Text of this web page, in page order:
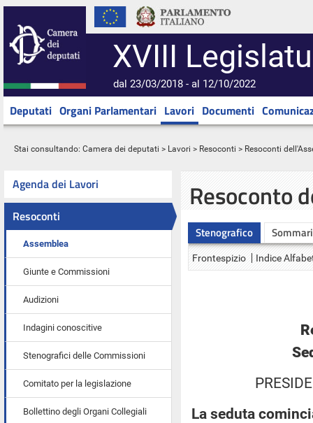
XVIII
dal 23/03/2018 - al 12/10/2022
Deputati Organi Parlamentari Lavori Documenti
Stai consultando: Camera dei deputati > Lavori > Resoconti > Resoconti
Agenda dei Lavori
Resoconti
Assemblea
Giunte e Commissioni
Audizioni
Indagini conoscitive
Stenografici delle Commissioni
Comitato per la legislazione
Bollettino degli Organi Collegiali
Resoconto
Stenografico
Frontespizio Indice
La seduta